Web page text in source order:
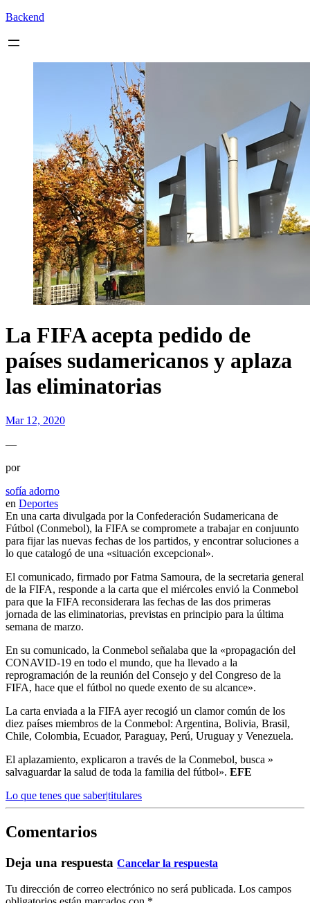
Backend
La FIFA acepta pedido de
países sudamericanos y aplaza
las eliminatorias
Mar 12, 2020
—
por
sofía adorno
en Deportes
En una carta divulgada por la Confederación Sudamericana de
Fútbol (Conmebol), la FIFA se compromete a trabajar en conjuunto
para fijar las nuevas fechas de los partidos, y encontrar soluciones a
lo que catalogó de una «situación excepcional».
El comunicado, firmado por Fatma Samoura, de la secretaria general
de la FIFA, responde a la carta que el miércoles envió la Conmebol
para que la FIFA reconsiderara las fechas de las dos primeras
jornada de las eliminatorias, previstas en principio para la última
semana de marzo.
En su comunicado, la Conmebol señalaba que la «propagación del
CONAVID-19 en todo el mundo, que ha llevado a la
reprogramación de la reunión del Consejo y del Congreso de la
FIFA, hace que el fútbol no quede exento de su alcance».
La carta enviada a la FIFA ayer recogió un clamor común de los
diez países miembros de la Conmebol: Argentina, Bolivia, Brasil,
Chile, Colombia, Ecuador, Paraguay, Perú, Uruguay y Venezuela.
El aplazamiento, explicaron a través de la Conmebol, busca »
salvaguardar la salud de toda la familia del fútbol». EFE
Lo que tenes que saber|titulares
Comentarios
Deja una respuesta Cancelar la respuesta
Tu dirección de correo electrónico no será publicada. Los campos